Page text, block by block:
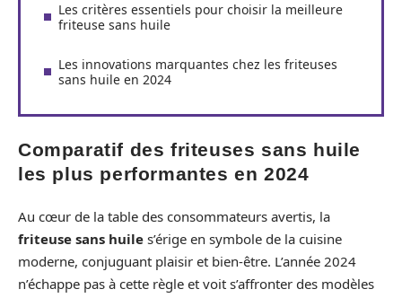
Les critères essentiels pour choisir la meilleure
friteuse sans huile
Les innovations marquantes chez les friteuses
sans huile en 2024
Comparatif des friteuses sans huile
les plus performantes en 2024
Au cœur de la table des consommateurs avertis, la
friteuse sans huile s’érige en symbole de la cuisine
moderne, conjuguant plaisir et bien-être. L’année 2024
n’échappe pas à cette règle et voit s’affronter des modèles